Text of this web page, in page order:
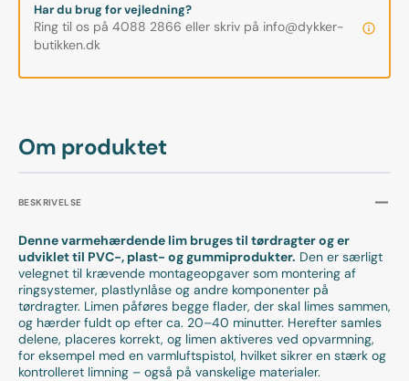
Om produktet
BESKRIVELSE
Denne varmehærdende lim bruges til tørdragter og er
udviklet til PVC-, plast- og gummiprodukter. Den er særligt
velegnet til krævende montageopgaver som montering af
ringsystemer, plastlynlåse og andre komponenter på
tørdragter. Limen påføres begge flader, der skal limes sammen,
og hærder fuldt op efter ca. 20–40 minutter. Herefter samles
delene, placeres korrekt, og limen aktiveres ved opvarmning,
for eksempel med en varmluftspistol, hvilket sikrer en stærk og
kontrolleret limning – også på vanskelige materialer.
pvc,
neopren
gummi
pvc,
gummi
Har du brug for vejledning?
Ring til os på 4088 2866 eller skriv på info@dykker-
butikken.dk